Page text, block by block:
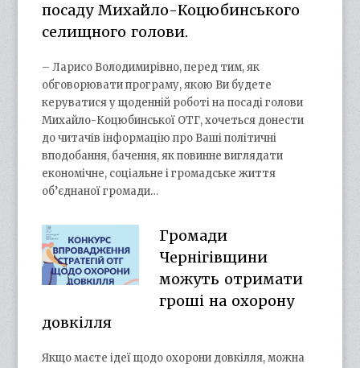
посаду Михайло-Коцюбинського
селищного голови.
– Ларисо Володимирівно, перед тим, як
обговорювати програму, якою Ви будете
керуватися у щоденній роботі на посаді голови
Михайло-Коцюбинської ОТГ, хочеться донести
до читачів інформацію про Ваші політичні
вподобання, бачення, як повинне виглядати
економічне, соціальне і громадське життя
об’єднаної громади…
Громади
Чернігівщини
можуть отримати
гроші на охорону
довкілля
Якщо маєте ідеї щодо охорони довкілля, можна